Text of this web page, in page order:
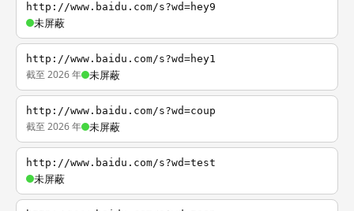
http://www.baidu.com/s?wd=hey9
未屏蔽
http://www.baidu.com/s?wd=hey1
截至 2026 年 未屏蔽
http://www.baidu.com/s?wd=coup
截至 2026 年 未屏蔽
http://www.baidu.com/s?wd=test
未屏蔽